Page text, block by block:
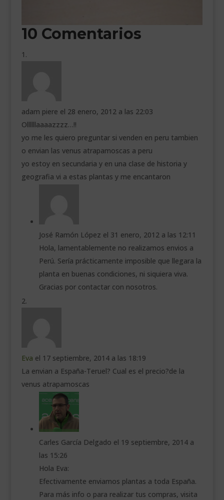
10 Comentarios
adam piere el 28 enero, 2012 a las 22:03
Ollllllaaaazzzz…!!
yo me les quiero preguntar si venden en peru tambien
o envian las venus atrapamoscas a peru
yo estoy en secundaria y en una clase de historia y
geografia vi a estas plantas y me encantaron
José Ramón López el 31 enero, 2012 a las 12:11
Hola, lamentablemente no realizamos envios a
Perú. Sería prácticamente imposible que llegara la
planta en buenas condiciones, ni siquiera viva.
Gracias por contactar con nosotros.
Eva el 17 septiembre, 2014 a las 18:19
La envian a España-Teruel? Cual es el precio?de la
venus atrapamoscas
Carles García Delgado el 19 septiembre, 2014 a
las 15:26
Hola Eva:
Efectivamente enviamos plantas a toda España.
Para más info o para realizar tus compras, visita